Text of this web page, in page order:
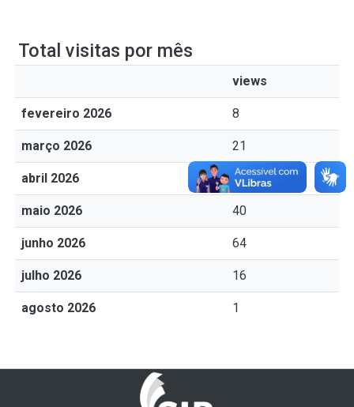
Total visitas por mês
views
fevereiro 2026 8
março 2026 21
abril 2026 66
maio 2026 40
junho 2026 64
julho 2026 16
agosto 2026 1